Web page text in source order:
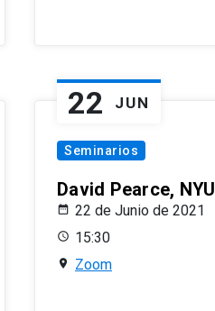
22 JUN
Seminarios
David Pearce, NYU
22 de Junio de 2021
15:30
Zoom